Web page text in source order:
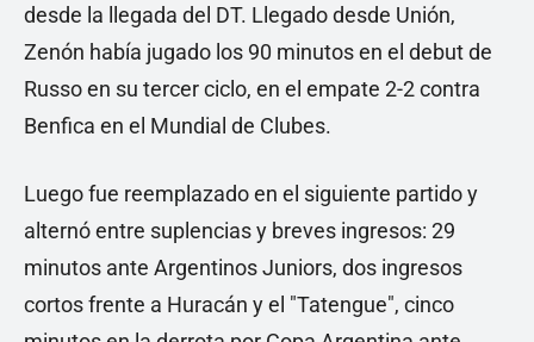
desde la llegada del DT. Llegado desde Unión,
Zenón había jugado los 90 minutos en el debut de
Russo en su tercer ciclo, en el empate 2-2 contra
Benfica en el Mundial de Clubes.
Luego fue reemplazado en el siguiente partido y
alternó entre suplencias y breves ingresos: 29
minutos ante Argentinos Juniors, dos ingresos
cortos frente a Huracán y el "Tatengue", cinco